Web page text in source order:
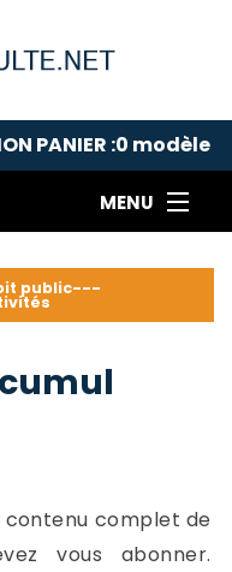
PANIER :0 modèle
MENU
du droit public---
Droit pénal---
aux actualités
public---
complet de
vous abonner.